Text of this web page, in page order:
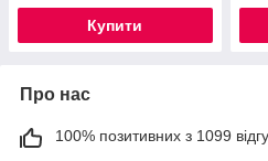
Купити
Про нас
100% позитивних з 1099